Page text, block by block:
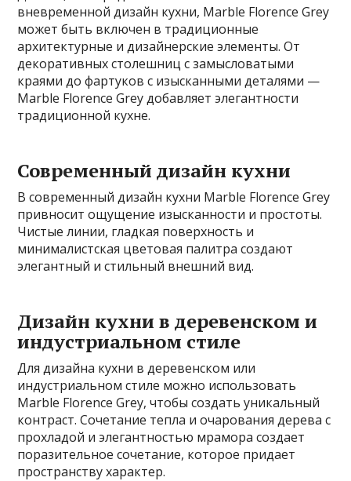
вневременной дизайн кухни, Marble Florence Grey
может быть включен в традиционные
архитектурные и дизайнерские элементы. От
декоративных столешниц с замысловатыми
краями до фартуков с изысканными деталями —
Marble Florence Grey добавляет элегантности
традиционной кухне.
Современный дизайн кухни
В современный дизайн кухни Marble Florence Grey
привносит ощущение изысканности и простоты.
Чистые линии, гладкая поверхность и
минималистская цветовая палитра создают
элегантный и стильный внешний вид.
Дизайн кухни в деревенском и
индустриальном стиле
Для дизайна кухни в деревенском или
индустриальном стиле можно использовать
Marble Florence Grey, чтобы создать уникальный
контраст. Сочетание тепла и очарования дерева с
прохладой и элегантностью мрамора создает
поразительное сочетание, которое придает
пространству характер.